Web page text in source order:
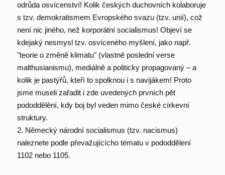
odrůda osvícenství! Kolik českých duchovních kolaboruje
s tzv. demokratismem Evropského svazu (tzv. unií), což
není nic jiného, než korporátní socialismus! Objeví se
kdejaký nesmysl tzv. osvíceného myšlení, jako např.
"teorie o změně klimatu" (vlastně poslední verse
malthusianismu), mediálně a politicky propagovaný – a
kolik je pastýřů, kteří to spolknou i s navijákem! Proto
jsme museli zařadit i zde uvedených prvních pět
pododdělění, kdy boj byl veden mimo české církevní
struktury.
2. Německý národní socialismus (tzv. nacismus)
naleznete podle převažujícícho tématu v pododdělení
1102 nebo 1105.